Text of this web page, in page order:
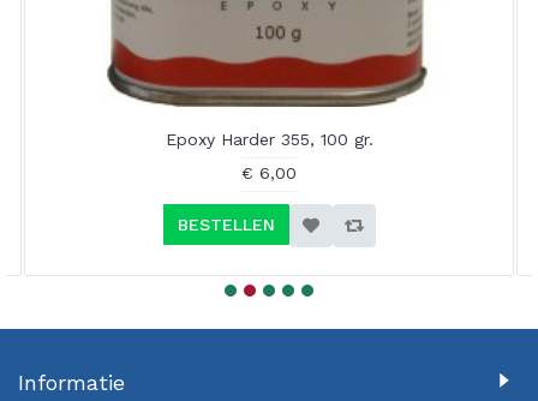
Epoxy Harder 355, 100 gr.
€ 6,00
BESTELLEN
Informatie